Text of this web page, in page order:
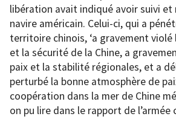
libération avait indiqué avoir suivi et
navire américain. Celui-ci, qui a
territoire chinois, ‘a gravement
et la sécurité de la Chine, a
paix et la stabilité régionales, et a
perturbé la bonne atmosphère de
coopération dans la mer de Chine
on pu lire dans le rapport de l’armée